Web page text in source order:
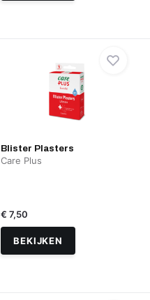
Blister Plasters
Care Plus
€ 7,50
BEKIJKEN